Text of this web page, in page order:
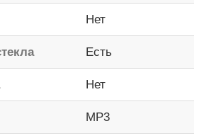
Нет
Есть
Нет
MP3